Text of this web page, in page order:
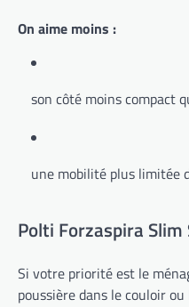
On aime moins :
son côté moins compact
une mobilité plus limitée
Polti Forzaspira
Si votre priorité est le
poussière dans le couloir